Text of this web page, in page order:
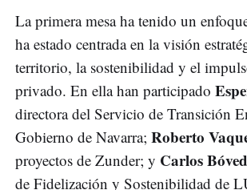
La primera mesa ha tenido un
ha estado centrada en la visión
territorio, la sostenibilidad y el
privado. En ella han participado
directora del Servicio de Transición
Gobierno de Navarra; Roberto
proyectos de Zunder; y Carlos
de Fidelización y Sostenibilidad de